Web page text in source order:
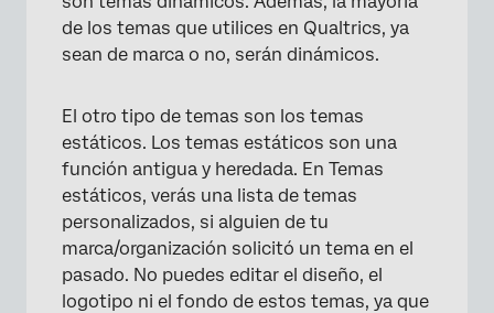
de los temas que utilices en Qualtrics, ya
sean de marca o no, serán dinámicos.
El otro tipo de temas son los temas
estáticos. Los temas estáticos son una
función antigua y heredada. En Temas
estáticos, verás una lista de temas
personalizados, si alguien de tu
marca/organización solicitó un tema en el
pasado. No puedes editar el diseño, el
logotipo ni el fondo de estos temas, ya que